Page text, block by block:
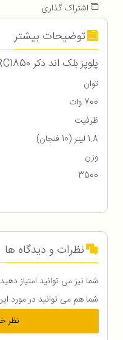
اشتراک گذاری
توضیحات بیشتر
پلوپز بلک اند دکر RC1850
توان
700 وات
ظرفیت
1.8 لیتر (10 فنجان)
وزن
3500
نظرات و دیدگاه ها
شما نیز می توانید امتیاز دهید
شما هم می توانید در مورد
نظر